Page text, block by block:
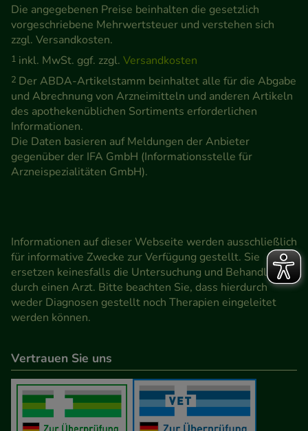
unsere Website weiter für Sie optimieren können,
den Inhalt auf unserer Website aber auch die
Werbung auf Drittseiten möglichst relevant für Sie
zu gestalten. Bitte beachten Sie, dass Daten hierfür
teilweise an Dritte wie z.B. Google oder soziale
Medien übertragen werden.
Die angegebenen Preise beinhalten die gesetzlich
vorgeschriebene Mehrwertsteuer und verstehen sich
zzgl. Versandkosten.
1 inkl. MwSt. ggf. zzgl. Versandkosten
2 Der ABDA-Artikelstamm beinhaltet alle für die Abgabe
und Abrechnung von Arzneimitteln und anderen Artikeln
des apothekenüblichen Sortiments erforderlichen
Informationen.
Die Daten basieren auf Meldungen der Anbieter
gegenüber der IFA GmbH (Informationsstelle für
Arzneispezialitäten GmbH).
Informationen auf dieser Webseite werden ausschließlich
für informative Zwecke zur Verfügung gestellt. Sie
ersetzen keinesfalls die Untersuchung und Behandlung
durch einen Arzt. Bitte beachten Sie, dass hierdurch
weder Diagnosen gestellt noch Therapien eingeleitet
werden können.
Vertrauen Sie uns